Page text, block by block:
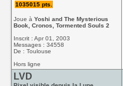
1035015 pts.
Joue àYoshi and The Mysterious
Book, Cronos, Tormented Souls 2
Inscrit : Apr 01, 2003
Messages : 34558
De : Toulouse
Hors ligne
LVD